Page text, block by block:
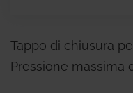
Tappo di chiusura
Pressione massima